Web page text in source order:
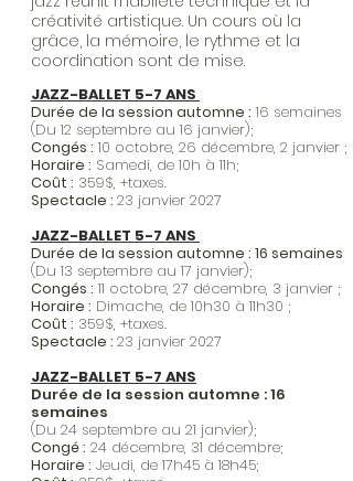
créativité artistique. Un cours où la
grâce, la mémoire, le rythme et la
coordination sont de mise.
JAZZ-BALLET 5-7 ANS
Durée de la session automne : 16 semaines
(Du 12 septembre au 16 janvier);
Congés : 10 octobre, 26 décembre, 2 janvier ;
Horaire : Samedi, de 10h à 11h;
Coût : 359$, +taxes.​
Spectacle : 23 janvier 2027
JAZZ-BALLET 5-7 ANS
Durée de la session automne : 16 semaines
(Du 13 septembre au 17 janvier);
Congés : 11 octobre, 27 décembre, 3 janvier ;
Horaire : Dimache, de 10h30 à 11h30 ;
Coût : 359$, +taxes.​
Spectacle : 23 janvier 2027
JAZZ-BALLET 5-7 ANS
Durée de la session automne : 16
semaines
(Du 24 septembre au 21 janvier);
Congé : 24 décembre, 31 décembre;
Horaire : Jeudi, de 17h45 à 18h45;